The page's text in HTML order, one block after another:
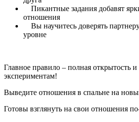
Пикантные задания добавят
отношения
Вы научитесь доверять
уровне
Главное правило – полная открытость и
экспериментам!
Выведите отношения в спальне на
Готовы взглянуть на свои отношения